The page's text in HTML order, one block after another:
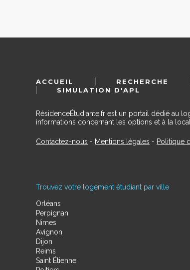
ACCUEIL RECHERCHE
SIMULATION D'APL
RésidenceÉtudiante.fr est un portail dédié au
informations concernant les options et à la
Contactez-nous - Mentions légales - Politique
Trouvez votre logement étudiant par ville
Orléans
Perpignan
Nimes
Avignon
Dijon
Reims
Saint Étienne